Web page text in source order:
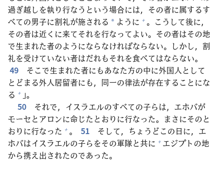
過ぎ越しを執り行なうという場合には，その者に属するす
べての男子に割礼が施される * ように + 。こうして後に，
その者は近くに来てそれを行なってよい。その者はその地
で生まれた者のようにならなければならない。しかし， 割
礼を受けていない者はだれもそれを食べてはならない。
49
そこで生まれた者にもあなた方の中に外国人として
とどまる外人居留者にも， 同一の律法が存在することにな
る + 」。
50
それで，イスラエルのすべての子らは，エホバが
モーセとアロンに命じたとおりに行なった。まさにそのと
おりに行なった + 。 51 そして，ちょうどこの日に，エ
ホバはイスラエルの子らをその軍隊と共に + エジプトの地
から携え出されたのであった。